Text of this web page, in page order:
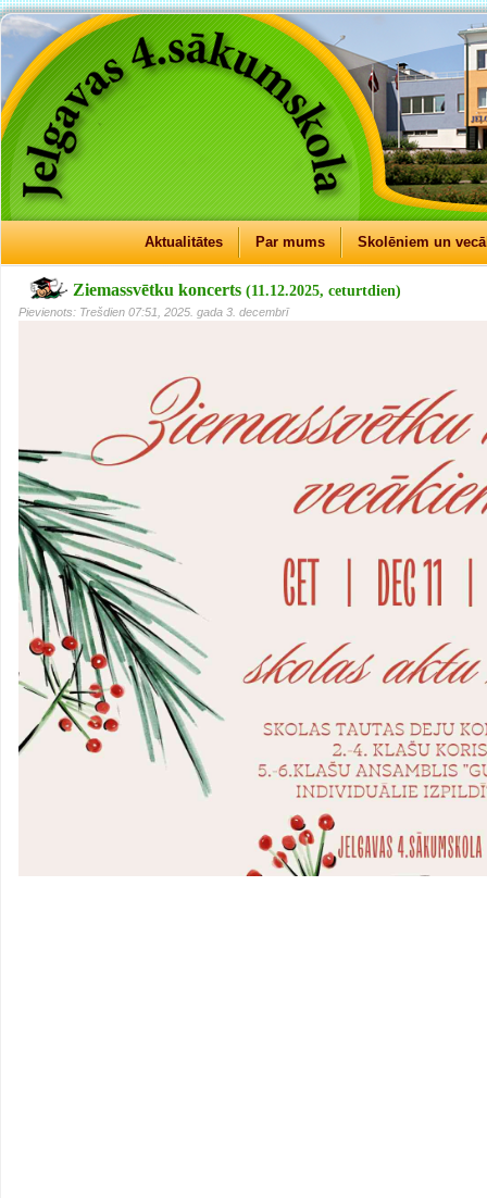
Aktualitātes Par mums Skolēniem un
Ziemassvētku koncerts (11.12.2025, ceturtdien)
Pievienots: Trešdien 07:51, 2025. gada 3. decembrī